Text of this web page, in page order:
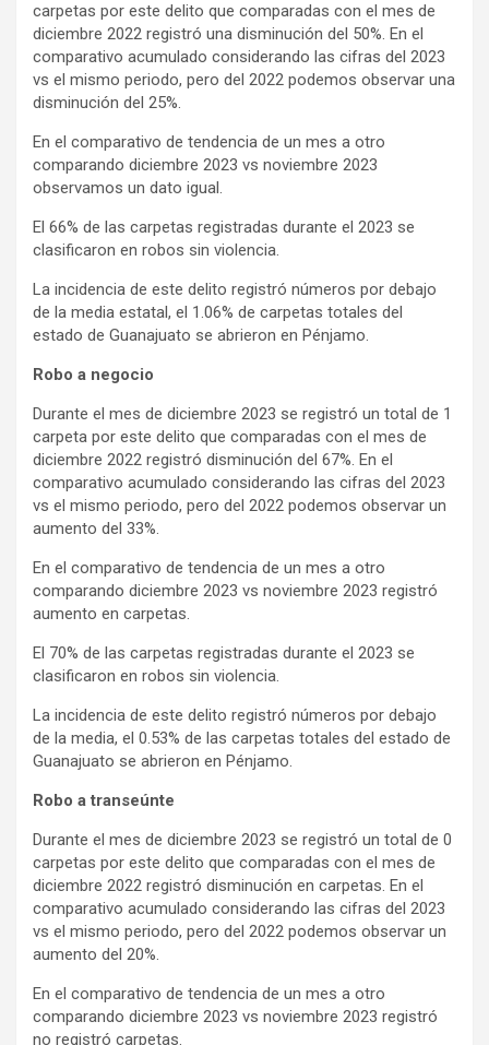
carpetas por este delito que comparadas con el mes de
diciembre 2022 registró una disminución del 50%. En el
comparativo acumulado considerando las cifras del 2023
vs el mismo periodo, pero del 2022 podemos observar una
disminución del 25%.
En el comparativo de tendencia de un mes a otro
comparando diciembre 2023 vs noviembre 2023
observamos un dato igual.
El 66% de las carpetas registradas durante el 2023 se
clasificaron en robos sin violencia.
La incidencia de este delito registró números por debajo
de la media estatal, el 1.06% de carpetas totales del
estado de Guanajuato se abrieron en Pénjamo.
Robo a negocio
Durante el mes de diciembre 2023 se registró un total de 1
carpeta por este delito que comparadas con el mes de
diciembre 2022 registró disminución del 67%. En el
comparativo acumulado considerando las cifras del 2023
vs el mismo periodo, pero del 2022 podemos observar un
aumento del 33%.
En el comparativo de tendencia de un mes a otro
comparando diciembre 2023 vs noviembre 2023 registró
aumento en carpetas.
El 70% de las carpetas registradas durante el 2023 se
clasificaron en robos sin violencia.
La incidencia de este delito registró números por debajo
de la media, el 0.53% de las carpetas totales del estado de
Guanajuato se abrieron en Pénjamo.
Robo a transeúnte
Durante el mes de diciembre 2023 se registró un total de 0
carpetas por este delito que comparadas con el mes de
diciembre 2022 registró disminución en carpetas. En el
comparativo acumulado considerando las cifras del 2023
vs el mismo periodo, pero del 2022 podemos observar un
aumento del 20%.
En el comparativo de tendencia de un mes a otro
comparando diciembre 2023 vs noviembre 2023 registró
no registró carpetas.